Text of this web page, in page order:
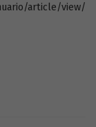
article/view/